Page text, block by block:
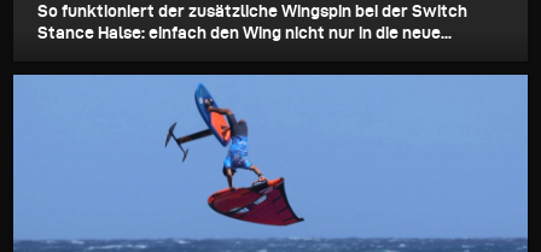
So funktioniert der zusätzliche Wingspin bei der Switch
Stance Halse: einfach den Wing nicht nur in die neue...